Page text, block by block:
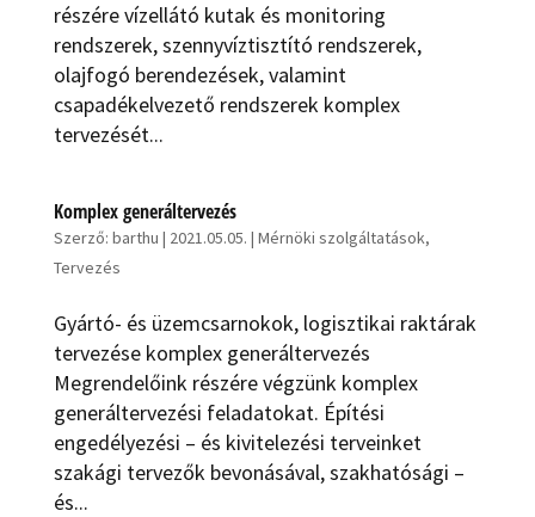
részére vízellátó kutak és monitoring
rendszerek, szennyvíztisztító rendszerek,
olajfogó berendezések, valamint
csapadékelvezető rendszerek komplex
tervezését...
Komplex generáltervezés
Szerző: barthu | 2021.05.05. | Mérnöki szolgáltatások,
Tervezés
Gyártó- és üzemcsarnokok, logisztikai raktárak
tervezése komplex generál­tervezés
Megrendelőink részére végzünk komplex
generáltervezési feladatokat. Építési
engedélyezési – és kivitelezési terveinket
szakági tervezők bevonásával, szakhatósági –
és...